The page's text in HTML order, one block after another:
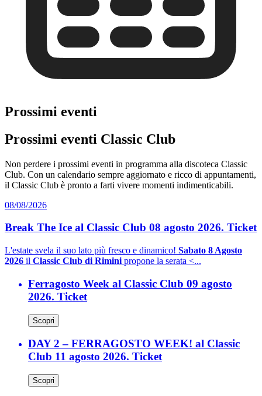
Prossimi eventi
Prossimi eventi Classic Club
Non perdere i prossimi eventi in programma alla discoteca Classic
Club. Con un calendario sempre aggiornato e ricco di appuntamenti,
il Classic Club è pronto a farti vivere momenti indimenticabili.
08/08/2026
Break The Ice al Classic Club 08 agosto 2026. Ticket
L'estate svela il suo lato più fresco e dinamico! Sabato 8 Agosto
2026 il Classic Club di Rimini propone la serata <...
Ferragosto Week al Classic Club 09 agosto
2026. Ticket
Scopri
DAY 2 – FERRAGOSTO WEEK! al Classic
Club 11 agosto 2026. Ticket
Scopri